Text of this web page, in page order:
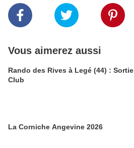
Vous aimerez aussi
Rando des Rives à Legé (44) : Sortie
Club
La Corniche Angevine 2026